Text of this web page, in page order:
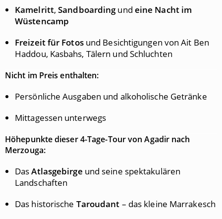
Kamelritt,Sandboardingund eine Nacht im
Wüstencamp
Freizeit für Fotosund Besichtigungen von Ait Ben
Haddou, Kasbahs, Tälern und Schluchten
Nicht im Preis enthalten:
Persönliche Ausgaben und alkoholische Getränke
Mittagessen unterwegs
Höhepunkte dieser 4-Tage-Tour von Agadir nach
Merzouga:
DasAtlasgebirge und seine spektakulären
Landschaften
Das historische Taroudant – das kleine Marrakesch